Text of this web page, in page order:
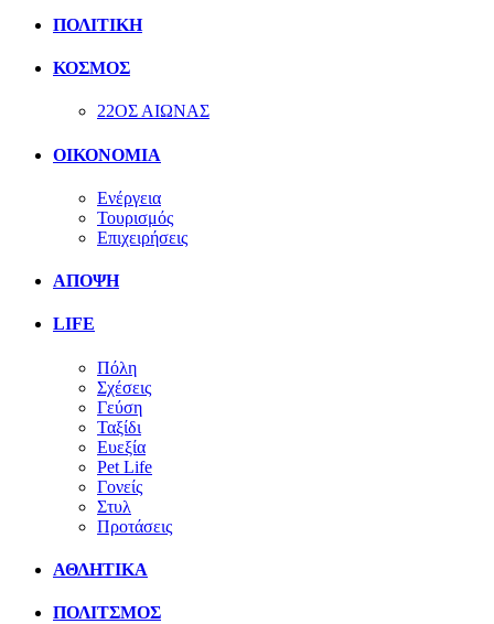
ΠΟΛΙΤΙΚΗ
ΚΟΣΜΟΣ
22ΟΣ ΑΙΩΝΑΣ
ΟΙΚΟΝΟΜΙΑ
Ενέργεια
Τουρισμός
Επιχειρήσεις
ΑΠΟΨΗ
LIFE
Πόλη
Σχέσεις
Γεύση
Ταξίδι
Ευεξία
Pet Life
Γονείς
Στυλ
Προτάσεις
ΑΘΛΗΤΙΚΑ
ΠΟΛΙΤΣΜΟΣ